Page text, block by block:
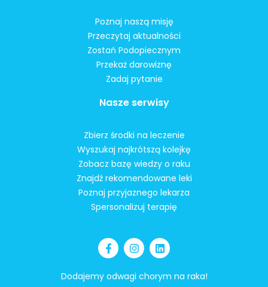
Poznaj naszą misję
Przeczytaj aktualności
Zostań Podopiecznym
Przekaż darowiznę
Zadaj pytanie
Nasze serwisy
Zbierz środki na leczenie
Wyszukaj najkrótszą kolejkę
Zobacz bazę wiedzy o raku
Znajdź rekomendowane leki
Poznaj przyjaznego lekarza
Spersonalizuj terapię
Dodajemy odwagi chorym na raka!